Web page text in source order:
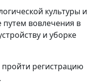
культуры и
вовлечения в
и уборке
регистрацию